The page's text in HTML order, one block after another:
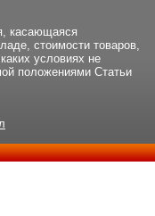
касающаяся
стоимости товаров,
условиях не
положениями Статьи